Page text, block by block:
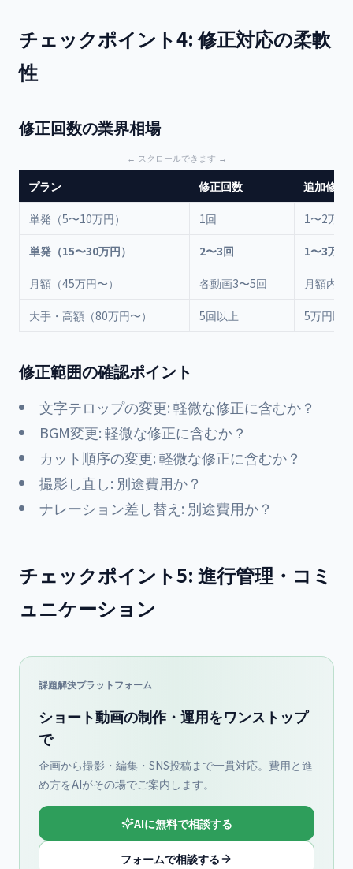
チェックポイント4: 修正対応の柔軟
性
修正回数の業界相場
プラン 修正回数 追加修正
単発（5〜10万円） 1回 1〜2万
単発（15〜30万円） 2〜3回 1〜3万
月額（45万円〜） 各動画3〜5回 月額内で
大手・高額（80万円〜） 5回以上 5万円以
修正範囲の確認ポイント
文字テロップの変更: 軽微な修正に含むか？
BGM変更: 軽微な修正に含むか？
カット順序の変更: 軽微な修正に含むか？
撮影し直し: 別途費用か？
ナレーション差し替え: 別途費用か？
チェックポイント5: 進行管理・コミ
ュニケーション
課題解決プラットフォーム
ショート動画の制作・運用をワンストップ
で
企画から撮影・編集・SNS投稿まで一貫対応。費用と進
め方をAIがその場でご案内します。
AIに無料で相談する
フォームで相談する